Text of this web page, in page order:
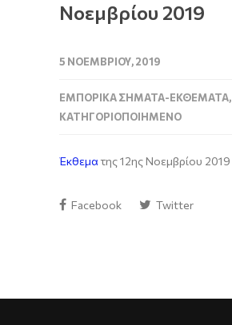
Νοεμβρίου 2019
5 ΝΟΕΜΒΡΊΟΥ, 2019
ΕΜΠΟΡΙΚΆ ΣΉΜΑΤΑ-ΕΚΘΈΜΑΤΑ,
ΚΑΤΗΓΟΡΙΟΠΟΙΗΜΈΝΟ
Έκθεμα της 12ης Νοεμβρίου 2019
Facebook Twitter